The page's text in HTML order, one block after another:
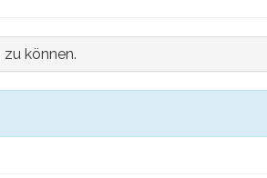
können.